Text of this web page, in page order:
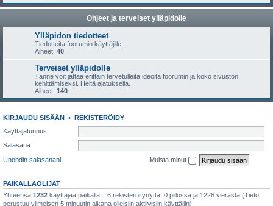
Ohjeet ja terveiset ylläpidolle
Ylläpidon tiedotteet
Tiedotteita foorumin käyttäjille.
Aiheet: 40
Terveiset ylläpidolle
Tänne voit jättää erittäin tervetulleita ideoita foorumin ja koko sivuston
kehittämiseksi. Heitä ajatuksella.
Aiheet: 140
KIRJAUDU SISÄÄN • REKISTERÖIDY
Käyttäjätunnus:
Salasana:
Unohdin salasanani
Muista minut
PAIKALLAOLIJAT
Yhteensä 1232 käyttäjää paikalla :: 6 rekisteröitynyttä, 0 piilossa ja 1226 vierasta (Tieto
perustuu viimeisen 5 minuutin aikana olleisiin aktiivisiin käyttäjiin)